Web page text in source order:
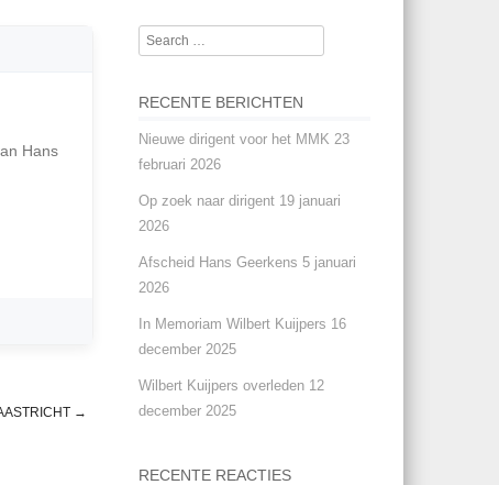
Hans
→
Search
RECENTE BERICHTEN
Nieuwe dirigent voor het MMK 23
februari 2026
Op zoek naar dirigent 19 januari
2026
Afscheid Hans Geerkens 5 januari
2026
In Memoriam Wilbert Kuijpers 16
december 2025
Wilbert Kuijpers overleden 12
december 2025
RECENTE REACTIES